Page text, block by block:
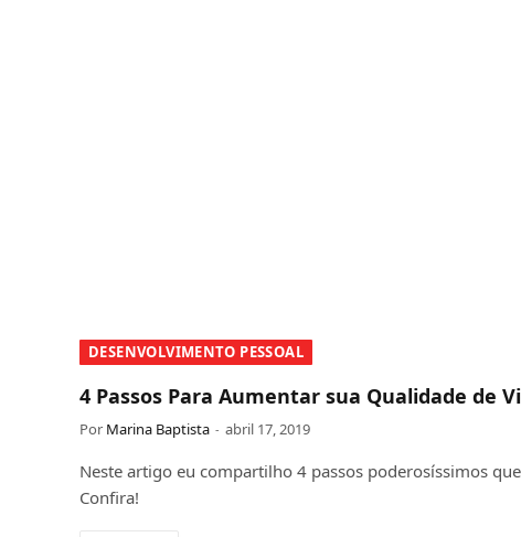
DESENVOLVIMENTO PESSOAL
4 Passos Para Aumentar sua Qualidade de
Por Marina Baptista abril 17, 2019
Neste artigo eu compartilho 4 passos poderosíssimos
Confira!